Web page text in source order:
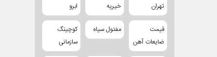
تهران
خیریه
ابرو
قیمت
ضایعات آهن
مفتول سیاه
کوچینگ
سازمانی